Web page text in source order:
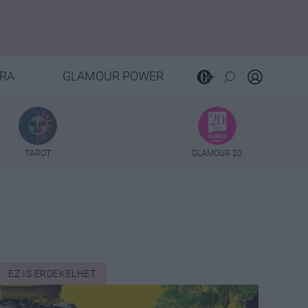
GLAMOUR POWER
TAROT GLAMOUR 20
EZ IS ÉRDEKELHET